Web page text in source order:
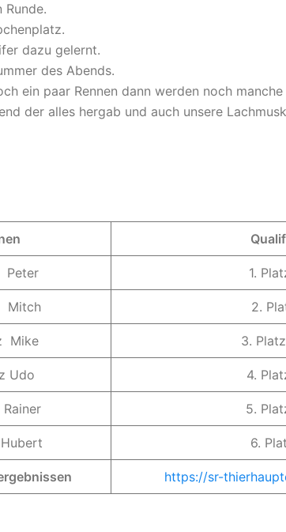
dazu gelernt.
des Abends.
ein paar Rennen dann werden noch
der alles hergab und auch unsere
Peter 1.
Mitch 2.
Mike 3.
Udo 4.
5.
6.
https://sr-